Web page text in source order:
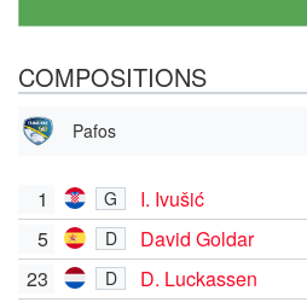
COMPOSITIONS
Pafos
1 G
I. Ivušić
5
D David Goldar
23 D D. Luckassen